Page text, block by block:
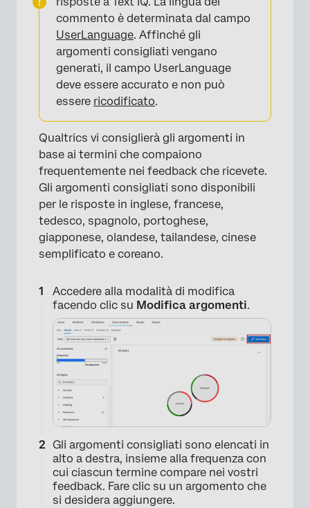
commento è determinata dal campo
UserLanguage. Affinché gli
argomenti consigliati vengano
generati, il campo UserLanguage
deve essere accurato e non può
essere ricodificato.
Qualtrics vi consiglierà gli argomenti in
base ai termini che compaiono
frequentemente nei feedback che ricevete.
Gli argomenti consigliati sono disponibili
per le risposte in inglese, francese,
tedesco, spagnolo, portoghese,
giapponese, olandese, tailandese, cinese
semplificato e coreano.
Accedere alla modalità di modifica
facendo clic su Modifica argomenti.
Gli argomenti consigliati sono elencati in
alto a destra, insieme alla frequenza con
cui ciascun termine compare nei vostri
feedback. Fare clic su un argomento che
si desidera aggiungere.